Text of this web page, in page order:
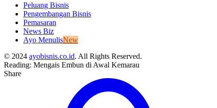
Peluang Bisnis
Pengembangan Bisnis
Pemasaran
News Biz
Ayo MenulisNew
© 2024 ayobisnis.co.id. All Rights Reserved.
Reading: Mengais Embun di Awal Kemarau
Share